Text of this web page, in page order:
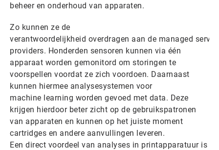
beheer en onderhoud van apparaten.
Zo kunnen ze de
verantwoordelijkheid overdragen aan de managed
providers. Honderden sensoren kunnen via één
apparaat worden gemonitord om storingen te
voorspellen voordat ze zich voordoen. Daarnaast
kunnen hiermee analysesystemen voor
machine learning worden gevoed met data. Deze
krijgen hierdoor beter zicht op de gebruikspatronen
van apparaten en kunnen op het juiste moment
cartridges en andere aanvullingen leveren.
Een direct voordeel van analyses in printapparatuur is